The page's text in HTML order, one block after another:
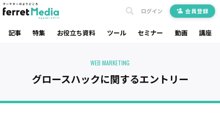
記事 特集 お役立ち資料 ツール セミナー 動画 講座
ログイン 会員登録
WEB MARKETING
グロースハックに関するエントリー